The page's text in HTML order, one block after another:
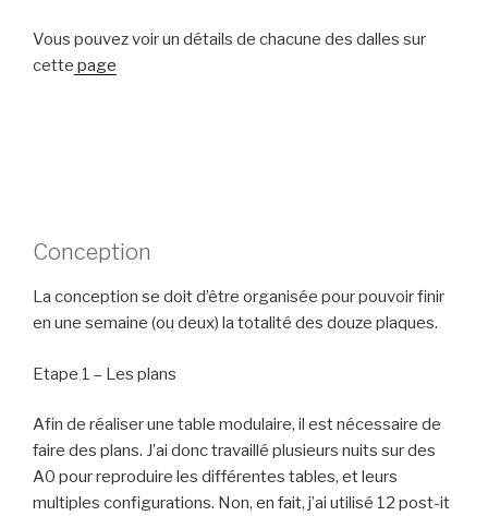
Vous pouvez voir un détails de chacune des dalles sur
cette page
Conception
La conception se doit d’être organisée pour pouvoir finir
en une semaine (ou deux) la totalité des douze plaques.
Etape 1 – Les plans
Afin de réaliser une table modulaire, il est nécessaire de
faire des plans. J’ai donc travaillé plusieurs nuits sur des
A0 pour reproduire les différentes tables, et leurs
multiples configurations. Non, en fait, j’ai utilisé 12 post-it